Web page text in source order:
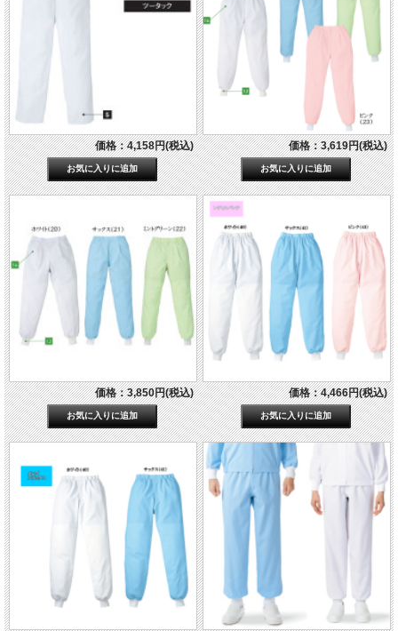
価格：4,158円(税込) 価格：3,619円(税込)
価格：3,850円(税込) 価格：4,466円(税込)